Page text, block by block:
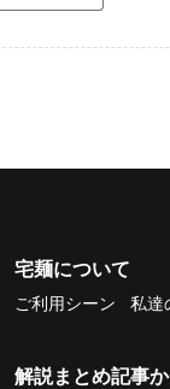
宅麺について
ご利用シーン 私達
解説まとめ記事